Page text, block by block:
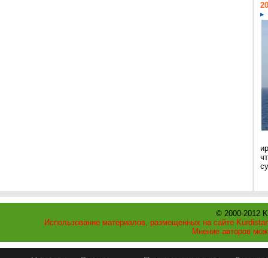
© 2000-2012
Использование материалов, размещенных на сайте
Мнение авторов